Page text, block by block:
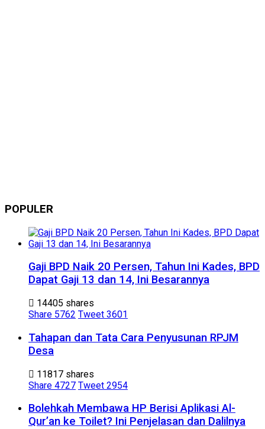
POPULER
Gaji BPD Naik 20 Persen, Tahun Ini Kades, BPD
Dapat Gaji 13 dan 14, Ini Besarannya
14405 shares
Share 5762 Tweet 3601
Tahapan dan Tata Cara Penyusunan RPJM
Desa
11817 shares
Share 4727 Tweet 2954
Bolehkah Membawa HP Berisi Aplikasi Al-
Qur’an ke Toilet? Ini Penjelasan dan Dalilnya